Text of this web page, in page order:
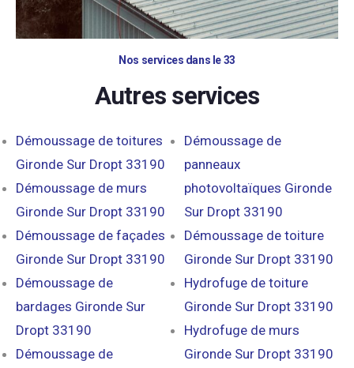
Nos services dans le 33
Autres services
Démoussage de toitures
Gironde Sur Dropt 33190
Démoussage de murs
Gironde Sur Dropt 33190
Démoussage de façades
Gironde Sur Dropt 33190
Démoussage de
bardages Gironde Sur
Dropt 33190
Démoussage de
Démoussage de
panneaux
photovoltaïques Gironde
Sur Dropt 33190
Démoussage de toiture
Gironde Sur Dropt 33190
Hydrofuge de toiture
Gironde Sur Dropt 33190
Hydrofuge de murs
Gironde Sur Dropt 33190